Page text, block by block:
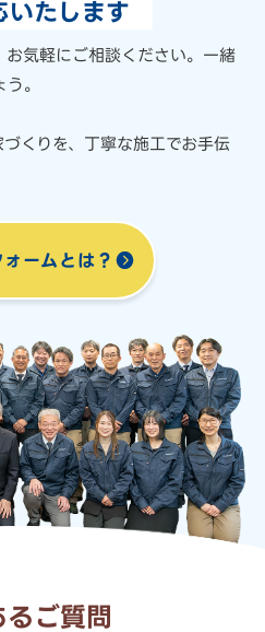
いたします
お気軽にご相談ください。 一緒
。
くりを、 丁寧な施工でお手伝
ォームとは？
ご質問